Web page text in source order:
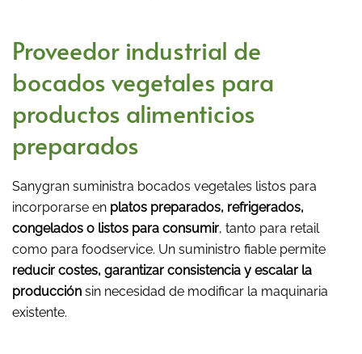
Proveedor industrial de
bocados vegetales para
productos alimenticios
preparados
Sanygran suministra bocados vegetales listos para
incorporarse en platos preparados, refrigerados,
congelados o listos para consumir, tanto para retail
como para foodservice. Un suministro fiable permite
reducir costes, garantizar consistencia y escalar la
producción sin necesidad de modificar la maquinaria
existente.